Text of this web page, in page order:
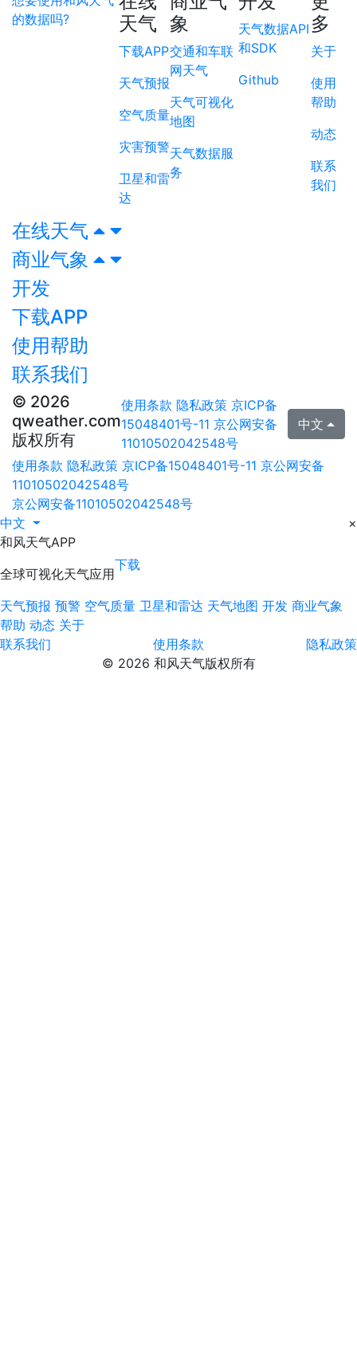
的数据吗?
天气
下载APP
天气预报
空气质量
灾害预警
卫星和雷
达
象
交通和车联
网天气
天气可视化
地图
天气数据服
务
天气数据API
和SDK
Github
多
关于
使用
帮助
动态
联系
我们
在线天气
商业气象
开发
下载APP
使用帮助
联系我们
© 2026
qweather.com
版权所有
使用条款 隐私政策 京ICP备
15048401号-11 京公网安备
11010502042548号
中文
使用条款 隐私政策 京ICP备15048401号-11 京公网安备
11010502042548号
京公网安备11010502042548号
中文
×
和风天气APP
全球可视化天气应用
下载
天气预报 预警 空气质量 卫星和雷达 天气地图 开发 商业气象
帮助 动态 关于
联系我们
使用条款
隐私政策
© 2026 和风天气版权所有